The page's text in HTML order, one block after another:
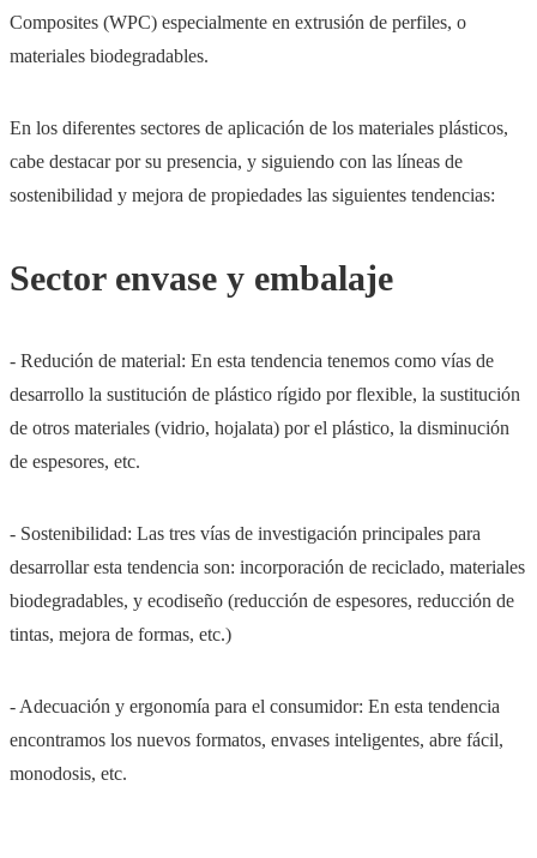
Composites (WPC) especialmente en extrusión de perfiles, o
materiales biodegradables.
En los diferentes sectores de aplicación de los materiales plásticos,
cabe destacar por su presencia, y siguiendo con las líneas de
sostenibilidad y mejora de propiedades las siguientes tendencias:
Sector envase y embalaje
- Redución de material: En esta tendencia tenemos como vías de
desarrollo la sustitución de plástico rígido por flexible, la sustitución
de otros materiales (vidrio, hojalata) por el plástico, la disminución
de espesores, etc.
- Sostenibilidad: Las tres vías de investigación principales para
desarrollar esta tendencia son: incorporación de reciclado, materiales
biodegradables, y ecodiseño (reducción de espesores, reducción de
tintas, mejora de formas, etc.)
- Adecuación y ergonomía para el consumidor: En esta tendencia
encontramos los nuevos formatos, envases inteligentes, abre fácil,
monodosis, etc.